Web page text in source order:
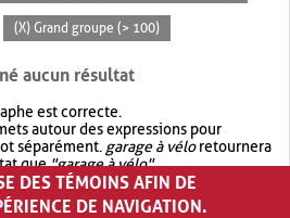
(X) Grand groupe (> 100)
aucun résultat
est correcte.
autour des expressions pour
séparément. garage à véloretournera
que"garage à vélo".
recherche avec OR.garage OR vélo
de résultat quegarage à vélo
DES TÉMOINS AFIN DE
DE NAVIGATION.